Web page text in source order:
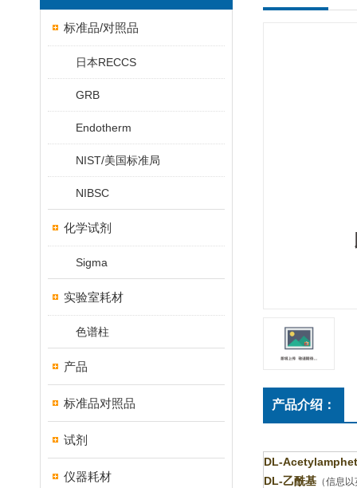
标准品/对照品
日本RECCS
GRB
Endotherm
NIST/美国标准局
NIBSC
化学试剂
Sigma
实验室耗材
色谱柱
产品
标准品对照品
试剂
仪器耗材
产品介绍：
DL-
DL-乙酰基 （信息